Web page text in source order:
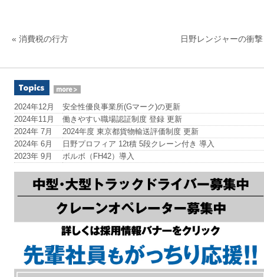
« 消費税の行方 日野レンジャーの衝撃
2024年12月
安全性優良事業所(Gマーク)の更新
2024年11月
働きやすい職場認証制度 登録 更新
2024年 7月
2024年度 東京都貨物輸送評価制度 更新
2024年 6月
日野プロフィア 12t積 5段クレーン付き 導入
2023年 9月
ボルボ（FH42）導入